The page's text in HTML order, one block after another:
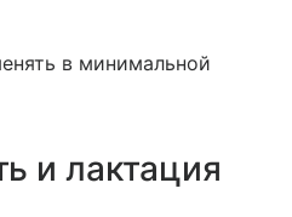
в минимальной
и лактация